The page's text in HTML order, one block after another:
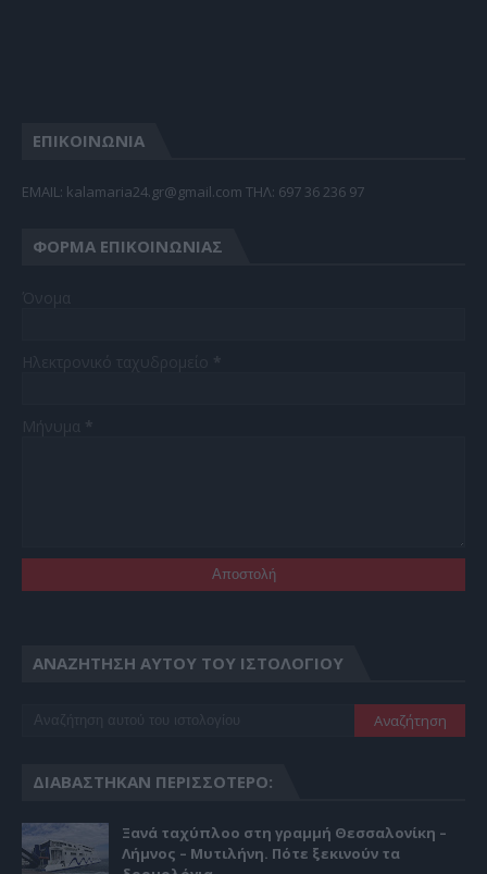
ΕΠΙΚΟΙΝΩΝΙΑ
EMAIL: kalamaria24.gr@gmail.com TΗΛ: 697 36 236 97
ΦΌΡΜΑ ΕΠΙΚΟΙΝΩΝΊΑΣ
ΑΝΑΖΉΤΗΣΗ ΑΥΤΟΎ ΤΟΥ ΙΣΤΟΛΟΓΊΟΥ
ΔΙΑΒΆΣΤΗΚΑΝ ΠΕΡΙΣΣΌΤΕΡΟ:
Ξανά ταχύπλοο στη γραμμή Θεσσαλονίκη –
Λήμνος – Μυτιλήνη. Πότε ξεκινούν τα